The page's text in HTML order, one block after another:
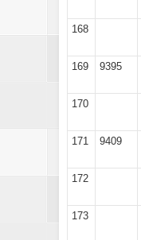
168
169
9395
170
171
9409
172
173